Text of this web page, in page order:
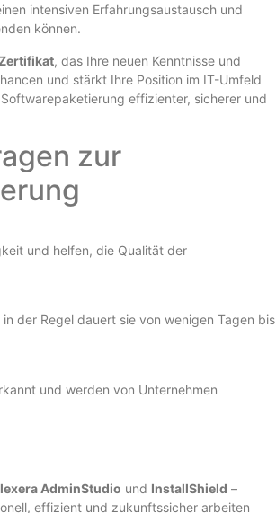
intensiven Erfahrungsaustausch und
können.
, das Ihre neuen Kenntnisse und
und stärkt Ihre Position im IT-Umfeld
effizienter, sicherer und
zur
und helfen, die Qualität der
der Regel dauert sie von wenigen Tagen bis
und werden von Unternehmen
AdminStudio und InstallShield –
effizient und zukunftssicher arbeiten